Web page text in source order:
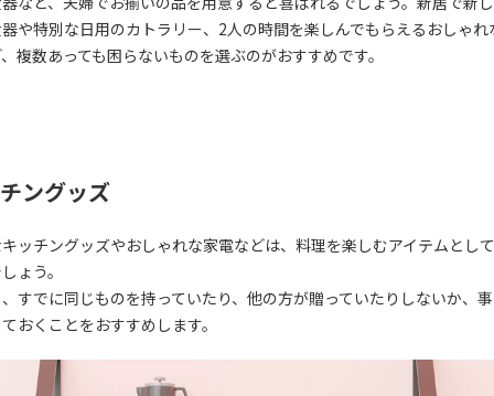
や特別な日用のカトラリー、2人の時間を楽しんでもらえるおしゃれ
複数あっても困らないものを選ぶのがおすすめです。
ングッズ
ッチングッズやおしゃれな家電などは、料理を楽しむアイテムとし
ょう。
すでに同じものを持っていたり、他の方が贈っていたりしないか、
おくことをおすすめします。